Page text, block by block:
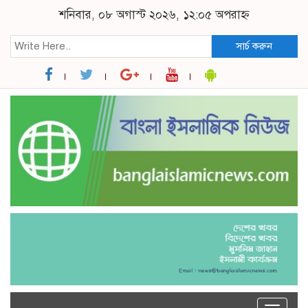
শনিবার, ০৮ অগাস্ট ২০২৬, ১২:০৫ অপরাহ্ন
সার্চ করুন